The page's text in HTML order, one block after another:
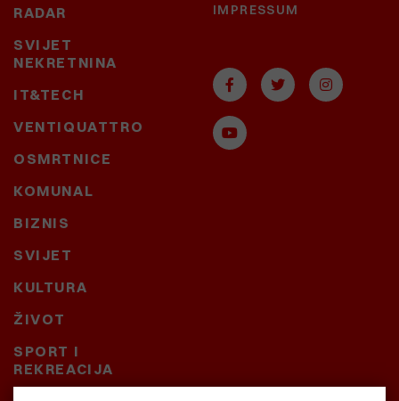
RADAR
SVIJET
NEKRETNINA
IT&TECH
VENTIQUATTRO
OSMRTNICE
KOMUNAL
BIZNIS
SVIJET
KULTURA
ŽIVOT
SPORT I
REKREACIJA
IMPRESSUM